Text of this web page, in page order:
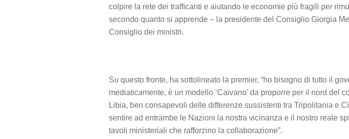
colpire la rete dei trafficanti e aiutando le economie più fragili per
secondo quanto si apprende – la presidente del Consiglio Giorgia
Consiglio dei ministri.
Su questo fronte, ha sottolineato la premier, “ho bisogno di tutto il
mediaticamente, è un modello ‘Caivano’ da proporre per il nord del
Libia, ben consapevoli delle differenze sussistenti tra Tripolitania e
sentire ad entrambe le Nazioni la nostra vicinanza e il nostro reale
tavoli ministeriali che rafforzino la collaborazione”.